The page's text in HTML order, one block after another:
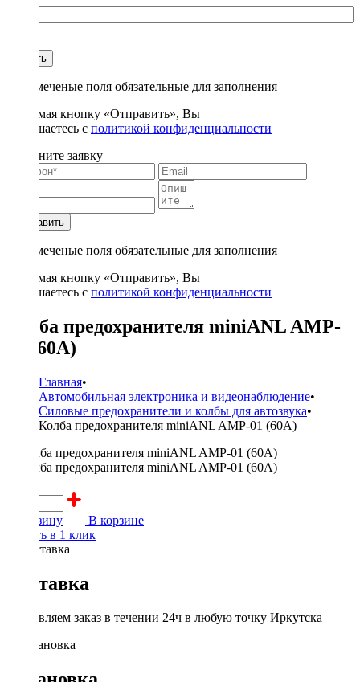
Купить
* - отмеченые поля обязательные для заполнения
Нажимая кнопку «Отправить», Вы
соглашаетесь с политикой конфиденциальности
Заполните заявку
Отправить
* - отмеченые поля обязательные для заполнения
Нажимая кнопку «Отправить», Вы
соглашаетесь с политикой конфиденциальности
Колба предохранителя miniANL AMP-
01 (60A)
Главная•
Автомобильная электроника и видеонаблюдение•
Силовые предохранители и колбы для автозвука•
Колба предохранителя miniANL AMP-01 (60A)
В корзину
В корзине
Купить в 1 клик
Доставка
Доставляем заказ в течении 24ч в любую точку Иркутска